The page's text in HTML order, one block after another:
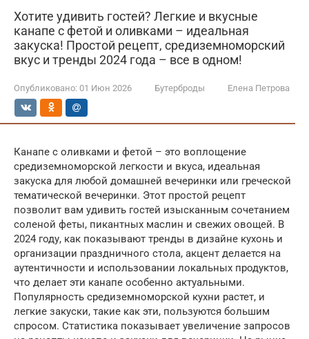
Хотите удивить гостей? Легкие и вкусные
канапе с фетой и оливками – идеальная
закуска! Простой рецепт, средиземноморский
вкус и тренды 2024 года – все в одном!
Опубликовано: 01 Июн 2026 Бутерброды Елена Петрова
Канапе с оливками и фетой – это воплощение
средиземноморской легкости и вкуса, идеальная
закуска для любой домашней вечеринки или греческой
тематической вечеринки. Этот простой рецепт
позволит вам удивить гостей изысканным сочетанием
соленой феты, пикантных маслин и свежих овощей. В
2024 году, как показывают тренды в дизайне кухонь и
организации праздничного стола, акцент делается на
аутентичности и использовании локальных продуктов,
что делает эти канапе особенно актуальными.
Популярность средиземноморской кухни растет, и
легкие закуски, такие как эти, пользуются большим
спросом. Статистика показывает увеличение запросов